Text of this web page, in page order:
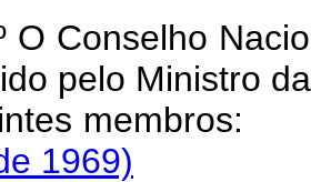
O Conselho
pelo Ministro
1969)